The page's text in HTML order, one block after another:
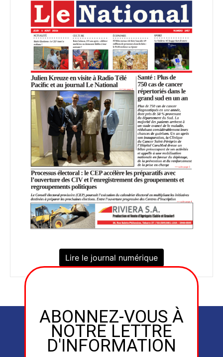
Lire le journal numérique
ABONNEZ-VOUS À
NOTRE LETTRE
D'INFORMATION